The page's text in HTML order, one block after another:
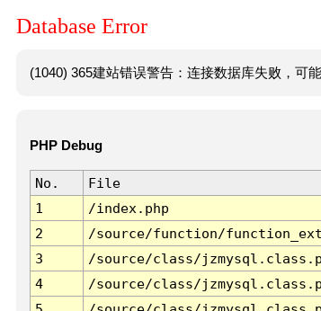
Database Error
(1040) 365建站错误警告：连接数据库失败，可
PHP Debug
No. File
1
/index.php
2
/source/function/
3
/source/class/
4
/source/class/